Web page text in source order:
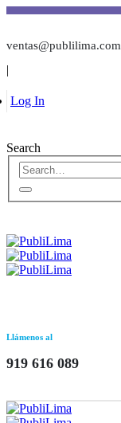
ventas@publilima.com
|
Log In
Search
Llámenos al
919 616 089